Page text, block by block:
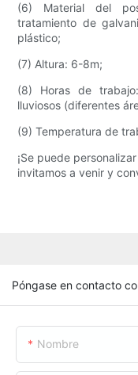
(6) Material del
tratamiento de
plástico;
(7) Altura: 6-8m;
(8) Horas de
lluviosos (diferentes
(9) Temperatura de
¡Se puede
invitamos a venir y
Póngase en contacto
Nombre